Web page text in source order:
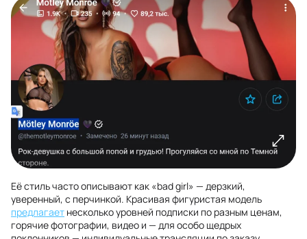
Её стиль часто описывают как «bad girl» — дерзкий,
уверенный, с перчинкой. Красивая фигуристая модель
предлагает несколько уровней подписки по разным ценам,
горячие фотографии, видео и — для особо щедрых